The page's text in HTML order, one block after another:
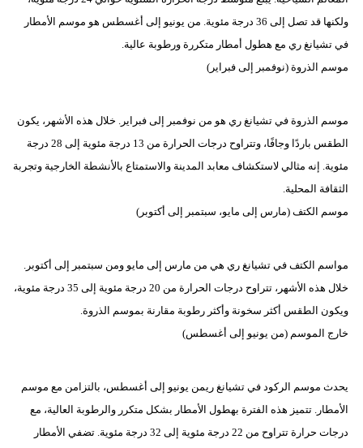
ولكنها قد تصل إلى 36 درجة مئوية. من يونيو إلى أغسطس هو موسم الأمطار
في تشيانغ ري مع هطول أمطار متكررة ورطوبة عالية.
موسم الذروة (نوفمبر إلى فبراير)
موسم الذروة في تشيانغ ري هو من نوفمبر إلى فبراير. خلال هذه الأشهر، يكون
الطقس باردًا وجافًا، وتتراوح درجات الحرارة من 13 درجة مئوية إلى 28 درجة
مئوية. إنه مثالي لاستكشاف معابد المدينة والاستمتاع بالأنشطة الخارجية وتجربة
الثقافة المحلية.
موسم الكتف (مارس إلى مايو، سبتمبر إلى أكتوبر)
مواسم الكتف في تشيانغ ري هي من مارس إلى مايو ومن سبتمبر إلى أكتوبر.
خلال هذه الأشهر، تتراوح درجات الحرارة من 20 درجة مئوية إلى 35 درجة مئوية،
ويكون الطقس أكثر سخونة وأكثر رطوبة مقارنة بموسم الذروة.
خارج الموسم (من يونيو إلى أغسطس)
يحدث موسم الركود في تشيانغ ريمن يونيو إلى أغسطس، بالتزامن مع موسم
الأمطار. تتميز هذه الفترة بهطول الأمطار بشكل متكرر والرطوبة العالية، مع
درجات حرارة تتراوح من 22 درجة مئوية إلى 32 درجة مئوية. تضفي الأمطار